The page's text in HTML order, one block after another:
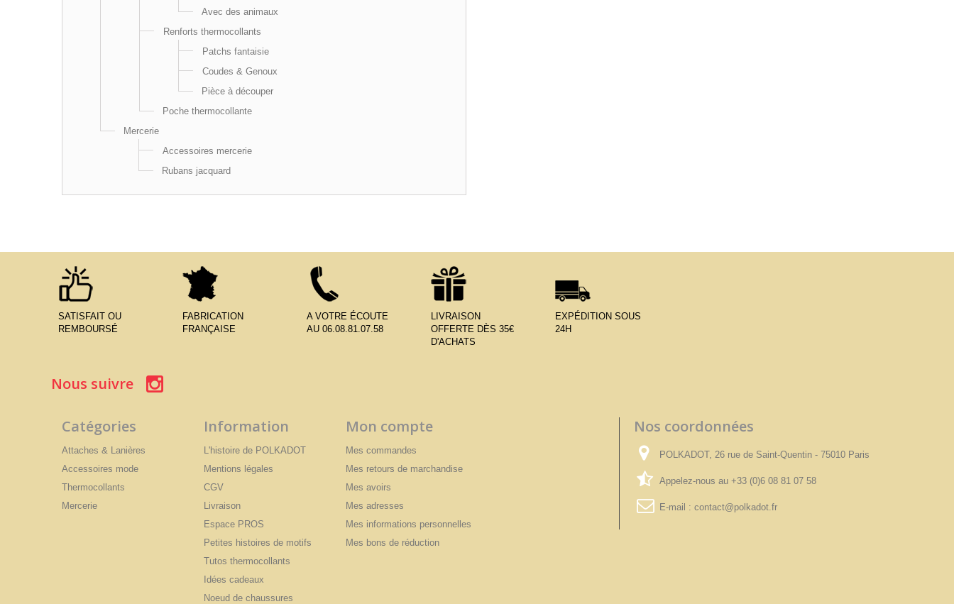
Avec des animaux
Renforts thermocollants
Patchs fantaisie
Coudes & Genoux
Pièce à découper
Poche thermocollante
Mercerie
Accessoires mercerie
Rubans jacquard
SATISFAIT OU
REMBOURSÉ
FABRICATION
FRANÇAISE
A VOTRE ÉCOUTE
AU 06.08.81.07.58
LIVRAISON
OFFERTE DÈS 35€
D'ACHATS
EXPÉDITION SOUS
24H
Nous suivre
Catégories
Attaches & Lanières
Accessoires mode
Thermocollants
Mercerie
Information
L'histoire de POLKADOT
Mentions légales
CGV
Livraison
Espace PROS
Petites histoires de motifs
Tutos thermocollants
Idées cadeaux
Noeud de chaussures
Mon compte
Mes commandes
Mes retours de marchandise
Mes avoirs
Mes adresses
Mes informations personnelles
Mes bons de réduction
Nos coordonnées
POLKADOT, 26 rue de Saint-Quentin - 75010 Paris
Appelez-nous au +33 (0)6 08 81 07 58
E-mail : contact@polkadot.fr